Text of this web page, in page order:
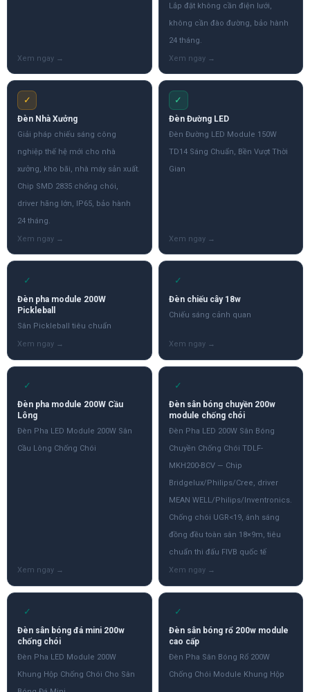
Lắp đặt không cần điện lưới,
không cần đào đường, bảo hành
24 tháng.
✓
Đèn Nhà Xưởng
Giải pháp chiếu sáng công
nghiệp thế hệ mới cho nhà
xưởng, kho bãi, nhà máy sản xuất.
Chip SMD 2835 chống chói,
driver hãng lớn, IP65, bảo hành
24 tháng.
✓
Đèn Đường LED
Đèn Đường LED Module 150W
TD14 Sáng Chuẩn, Bền Vượt Thời
Gian
✓
Đèn pha module 200W
Pickleball
Sân Pickleball tiêu chuẩn
✓
Đèn chiếu cây 18w
Chiếu sáng cảnh quan
✓
Đèn pha module 200W Cầu
Lông
Đèn Pha LED Module 200W Sân
Cầu Lông Chống Chói
✓
Đèn sân bóng chuyền 200w
module chống chói
Đèn Pha LED 200W Sân Bóng
Chuyền Chống Chói TDLF-
MKH200-BCV — Chip
Bridgelux/Philips/Cree, driver
MEAN WELL/Philips/Inventronics.
Chống chói UGR<19, ánh sáng
đồng đều toàn sân 18×9m, tiêu
chuẩn thi đấu FIVB quốc tế
✓
Đèn sân bóng đá mini 200w
chống chói
Đèn Pha LED Module 200W
Khung Hộp Chống Chói Cho Sân
✓
Đèn sân bóng rổ 200w module
cao cấp
Đèn Pha Sân Bóng Rổ 200W
Chống Chói Module Khung Hộp